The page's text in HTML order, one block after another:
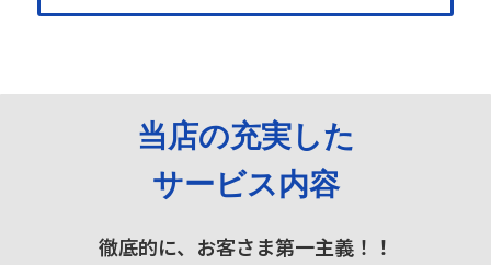
当店の充実した
サービス内容
徹底的に、お客さま第一主義！！